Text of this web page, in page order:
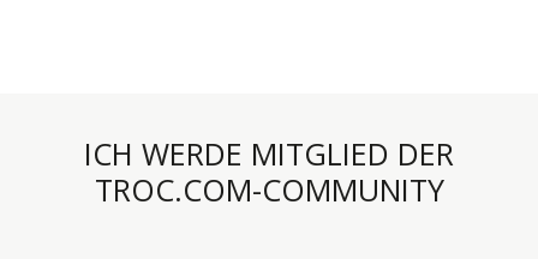
ICH WERDE MITGLIED DER
TROC.COM-COMMUNITY